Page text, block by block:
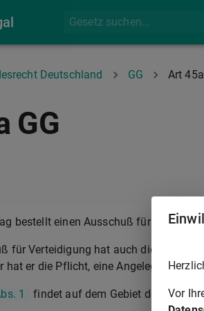
Deutschland GG Art 45a
GG
bestellt einen Ausschuß für
für Verteidigung hat auch die Rechte
hat er die Pflicht, eine Angelegenheit
1 findet auf dem Gebiet der Vor